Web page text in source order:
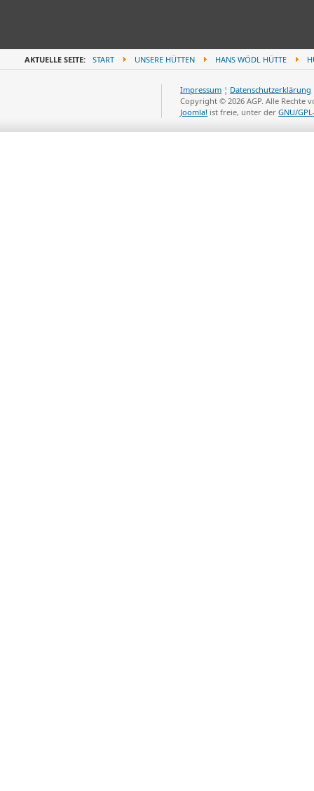
AKTUELLE SEITE: START UNSERE HÜTTEN HANS WÖDL HÜTTE
Impressum ¦ Datenschutzerklärung
Copyright © 2026 AGP. Alle Rechte
Joomla! ist freie, unter derGNU/